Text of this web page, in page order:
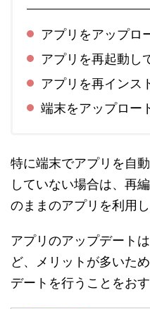
アプリをアップロ
アプリを再起動し
アプリを再インス
端末をアップロー
特に端末でアプリを自
していない場合は、再
のままのアプリを利用
アプリのアップデート
ど、メリットが多いた
デートを行うことをおす